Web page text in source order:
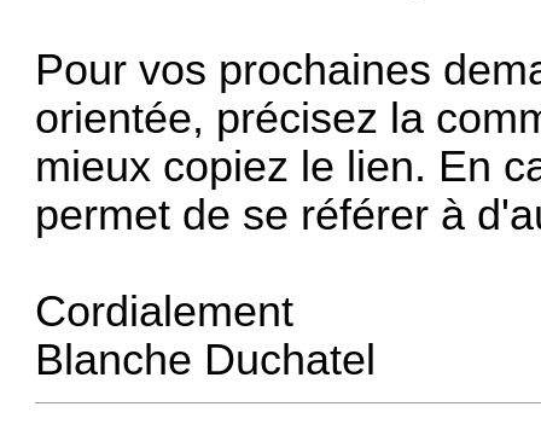
Pour vos prochaines
orientée, précisez la
mieux copiez le lien. En
permet de se référer à
Cordialement
Blanche Duchatel